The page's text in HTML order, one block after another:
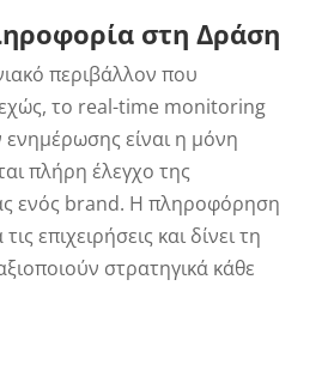
στη Δράση
περιβάλλον που
το real-time monitoring
είναι η μόνη
πλήρη έλεγχο της
ενός brand. Η πληροφόρηση
επιχειρήσεις και δίνει τη
στρατηγικά κάθε